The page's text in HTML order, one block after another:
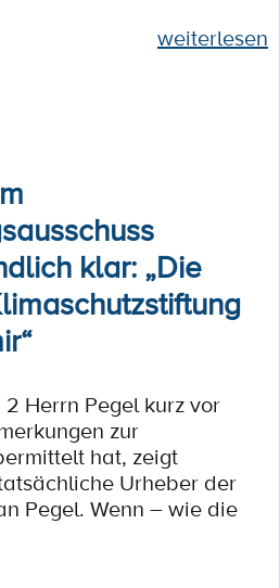
weiterlesen
klar: „Die
Herrn Pegel kurz vor
zur
hat, zeigt
Urheber der
Pegel. Wenn – wie die